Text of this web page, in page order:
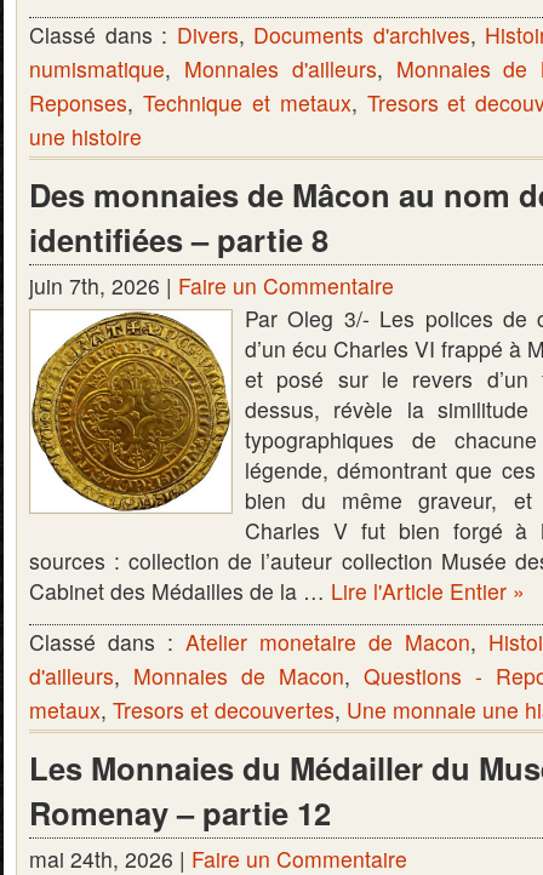
Classé dans : Divers, Documents d'archives,
numismatique, Monnaies d'ailleurs, Monnaies de
Reponses, Technique et metaux, Tresors et
une histoire
Des monnaies de Mâcon au nom
identifiées – partie 8
juin 7th, 2026 | Faire un Commentaire
Par Oleg 3/- Les polices de
d’un écu Charles VI frappé à
et posé sur le revers d’un
dessus, révèle la similitude
typographiques de
légende, démontrant que
bien du même graveur,
Charles V fut bien forgé
sources : collection de l’auteur collection Musée
Cabinet des Médailles de la … Lire l'Article Entier »
Classé dans : Atelier monetaire de Macon,
d'ailleurs, Monnaies de Macon, Questions -
metaux, Tresors et decouvertes, Une monnaie une
Les Monnaies du Médailler du
Romenay – partie 12
mai 24th, 2026 | Faire un Commentaire